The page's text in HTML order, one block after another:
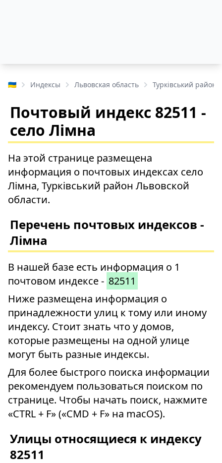
🇺🇦 Индексы Львовская область Турківський район
Почтовый индекс 82511 -
село Лімна
На этой странице размещена
информация о почтовых индексах село
Лімна, Турківський район Львовской
области.
Перечень почтовых индексов -
Лімна
В нашей базе есть информация о 1
почтовом индексе - 82511
Ниже размещена информация о
принадлежности улиц к тому или иному
индексу. Стоит знать что у домов,
которые размещены на одной улице
могут быть разные индексы.
Для более быстрого поиска информации
рекомендуем пользоваться поиском по
странице. Чтобы начать поиск, нажмите
«CTRL + F» («CMD + F» на macOS).
Улицы относящиеся к индексу
82511